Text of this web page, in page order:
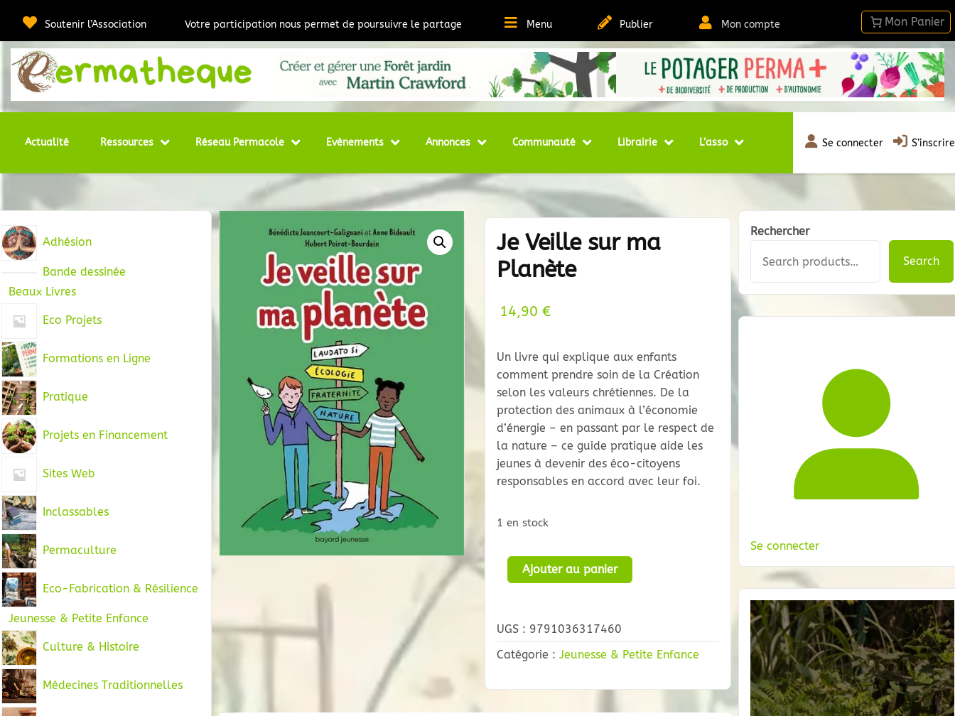
Soutenir l’Association Votre participation nous permet de poursuivre le partage Menu Publier Mon compte
Permatheque
Webmédia et Ressources sur la Permaculture
Actualité Ressources Réseau Permacole Evènements Annonces Communauté Librairie L’asso Se connecter S’inscrire
Adhésion
Bande dessinée
Beaux Livres
Eco Projets
Formations en Ligne
Pratique
Projets en Financement
Sites Web
Inclassables
Permaculture
Eco-Fabrication & Résilience
Jeunesse & Petite Enfance
Culture & Histoire
Médecines Traditionnelles
Je Veille sur ma
Planète
14,90€
Un livre qui explique aux enfants
comment prendre soin de la Création
selon les valeurs chrétiennes. De la
protection des animaux à l’économie
d’énergie – en passant par le respect de
la nature – ce guide pratique aide les
jeunes à devenir des éco-citoyens
responsables en accord avec leur foi.
1 en stock
quantité
de
sur
ma
Ajouter au panier
UGS : 9791036317460
Catégorie :Jeunesse & Petite Enfance
Rechercher
Search
Se connecter